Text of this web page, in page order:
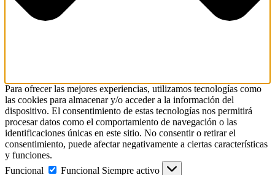
Para ofrecer las mejores experiencias, utilizamos tecnologías como
las cookies para almacenar y/o acceder a la información del
dispositivo. El consentimiento de estas tecnologías nos permitirá
procesar datos como el comportamiento de navegación o las
identificaciones únicas en este sitio. No consentir o retirar el
consentimiento, puede afectar negativamente a ciertas características
y funciones.
Funcional
Funcional Siempre activo